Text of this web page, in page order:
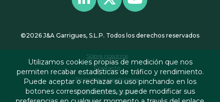
©2026 J&A Garrigues, S.L.P. Todos los derechos reservados
Sobre nosotros
Contacto
Términos y condiciones
Política de privacidad
Utilizamos cookies propias de medición que nos
permiten recabar estadísticas de tráfico y rendimiento.
Puede aceptar o rechazar su uso pinchando en los
botones correspondientes, y puede modificar sus